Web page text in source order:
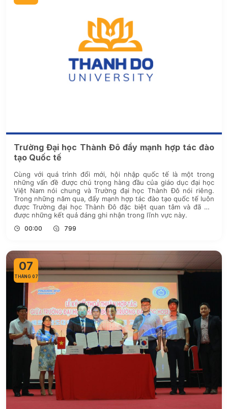
Trường Đại học Thành Đô đẩy mạnh hợp tác đào
tạo Quốc tế
Cùng với quá trình đổi mới, hội nhập quốc tế là một trong
những vấn đề được chú trọng hàng đầu của giáo dục đại học
Việt Nam nói chung và Trường đại học Thành Đô nói riêng.
Trong những năm qua, đẩy mạnh hợp tác đào tạo quốc tế luôn
được Trường đại học Thành Đô đặc biệt quan tâm và đã đạt
được những kết quả đáng ghi nhận trong lĩnh vực này.
00:00 799
07
THÁNG 07